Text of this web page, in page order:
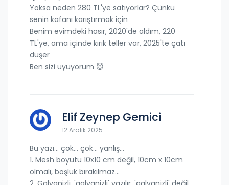
Yoksa neden 280 TL'ye satıyorlar? Çünkü
senin kafanı karıştırmak için
Benim evimdeki hasır, 2020'de aldım, 220
TL'ye, ama içinde kırık teller var, 2025'te çatı
düşer
Ben sizi uyuyorum 😈
Elif Zeynep Gemici
12 Aralık 2025
Bu yazı... çok... çok... yanlış...
1. Mesh boyutu 10x10 cm değil, 10cm x 10cm
olmalı, boşluk bırakılmaz...